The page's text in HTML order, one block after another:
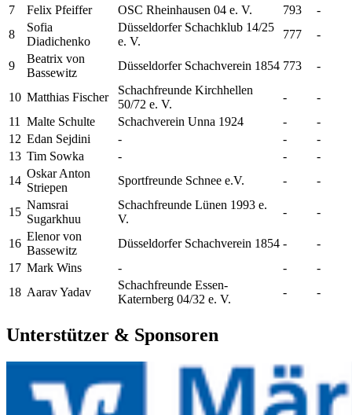
7
Felix Pfeiffer OSC Rheinhausen 04 e. V. 793
-
8
Sofia
Diadichenko
Düsseldorfer Schachklub 14/25
e. V.
777 -
9
Beatrix von
Bassewitz
Düsseldorfer Schachverein 1854 773 -
10 Matthias Fischer
Schachfreunde Kirchhellen
50/72 e. V.
-
-
11
Malte Schulte Schachverein Unna 1924 -
-
12 Edan Sejdini - -
-
13 Tim Sowka - -
-
14
Oskar Anton
Striepen
Sportfreunde Schnee e.V. - -
15
Namsrai
Sugarkhuu
Schachfreunde Lünen 1993 e.
V.
- -
16
Elenor von
Bassewitz
Düsseldorfer Schachverein 1854 -
-
17 Mark Wins - -
-
18 AaravYadav
Schachfreunde Essen-
Katernberg 04/32 e. V.
- -
Unterstützer & Sponsoren